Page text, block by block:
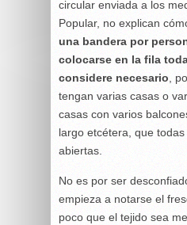
circular enviada a los
Popular, no explican
una bandera por
colocarse en la fila
considere necesario ,
tengan varias casas o
casas con varios
largo etcétera, que
abiertas.
No es por ser
empieza a notarse el
poco que el tejido sea